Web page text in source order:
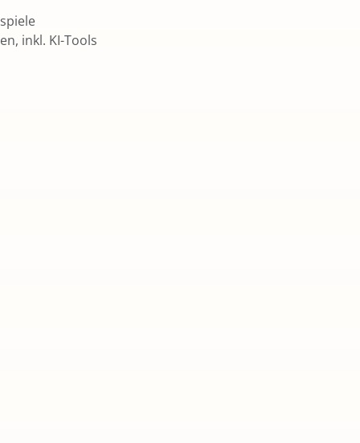
inkl. KI-Tools